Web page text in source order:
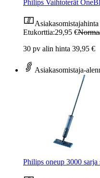
Philips Vaihtoterät
Asiakasomistajahinta
Etukorttia:29,95 €
30 pv alin hinta 39,95 €
Asiakasomistaja-
Philips oneup 3000